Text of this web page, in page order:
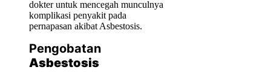
dokter untuk mencegah munculnya
komplikasi penyakit pada
pernapasan akibat Asbestosis.
Pengobatan
Asbestosis